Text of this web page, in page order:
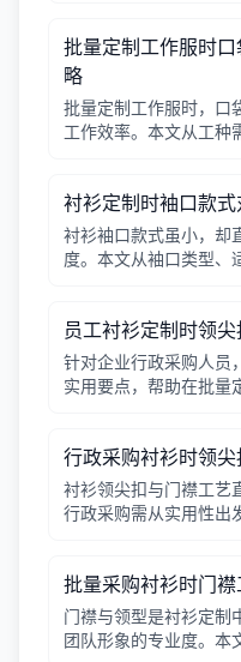
批量定制工作服时
略
批量定制工作服时，口
工作效率。本文从工种
衬衫定制时袖口款
衬衫袖口款式虽小，却
度。本文从袖口类型、
员工衬衫定制时领
针对企业行政采购人员
实用要点，帮助在批量
行政采购衬衫时领
衬衫领尖扣与门襟工艺
行政采购需从实用性出
批量采购衬衫时门
门襟与领型是衬衫定制
团队形象的专业度。本